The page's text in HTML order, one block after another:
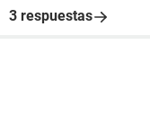
3 respuestas